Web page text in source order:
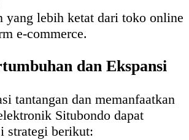
yang lebih ketat dari toko online
e-commerce.
dan Ekspansi
tantangan dan memanfaatkan
Situbondo dapat
strategi berikut: